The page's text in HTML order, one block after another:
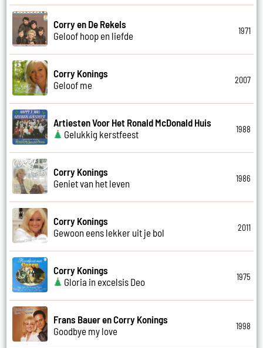
Corry en De Rekels
Geloof hoop en liefde
1971
Corry Konings
Geloof me
2007
Artiesten Voor Het Ronald McDonald Huis
Gelukkig kerstfeest
1988
Corry Konings
Geniet van het leven
1986
Corry Konings
Gewoon eens lekker uit je bol
2011
Corry Konings
Gloria in excelsis Deo
1975
Frans Bauer en Corry Konings
Goodbye my love
1998